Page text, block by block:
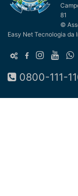
81
©
Easy Net Tecnologia da
0800-111-